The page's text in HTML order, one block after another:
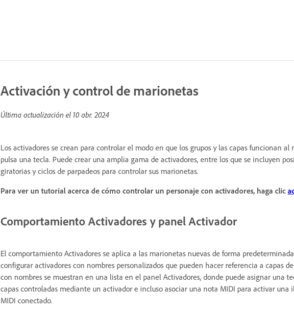
Activación y control de marionetas
Última actualización el 10 abr. 2024
Los activadores se crean para controlar el modo en que los grupos y las capas funcionan al
pulsa una tecla. Puede crear una amplia gama de activadores, entre los que se incluyen
giratorias y ciclos de parpadeos para controlar sus marionetas.
Para ver un tutorial acerca de cómo controlar un personaje con activadores, haga clic
Comportamiento Activadores y panel Activador
El comportamiento Activadores se aplica a las marionetas nuevas de forma
configurar activadores con nombres personalizados que pueden hacer referencia a capas
con nombres se muestran en una lista en el panel Activadores, donde puede asignar una
capas controladas mediante un activador e incluso asociar una nota MIDI para activar
MIDI conectado.